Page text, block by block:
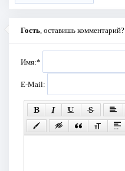
Гость, оставишь комментарий?
Имя:*
E-Mail: